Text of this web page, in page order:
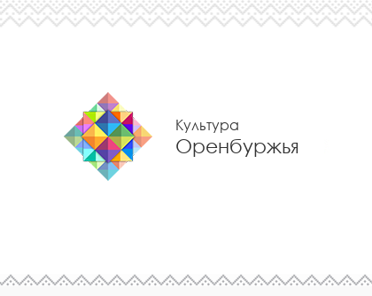
Культура
Оренбуржья